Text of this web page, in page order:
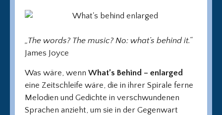
„The words? The music? No: what’s behind it.“
James Joyce
Was wäre, wenn What’s Behind – enlarged
eine Zeitschleife wäre, die in ihrer Spirale ferne
Melodien und Gedichte in verschwundenen
Sprachen anzieht, um sie in der Gegenwart